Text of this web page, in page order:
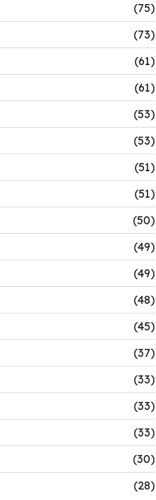
(75)
(73)
(61)
(61)
(53)
(53)
(51)
(51)
(50)
(49)
(49)
(48)
(45)
(37)
(33)
(33)
(33)
(30)
(28)